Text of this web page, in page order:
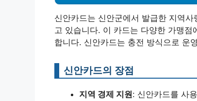
신안카드는 신안군에서 발급한 지역
고 있습니다. 이 카드는 다양한 가맹
합니다. 신안카드는 충전 방식으로 운
신안카드의 장점
지역 경제 지원: 신안카드를 사